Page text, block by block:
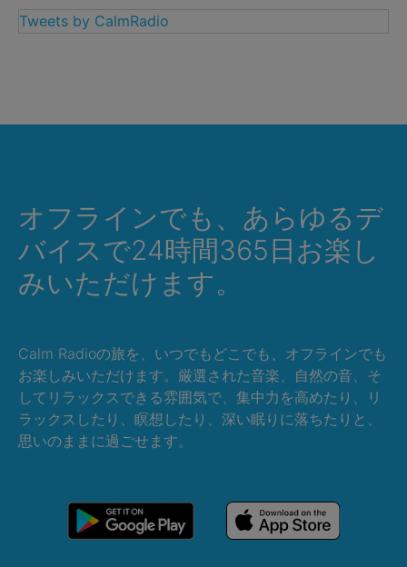
Tweets by CalmRadio
オフラインでも、あらゆるデ
バイスで24時間365日お楽し
みいただけます。
Calm Radioの旅を、いつでもどこでも、オフラインでも
お楽しみいただけます。厳選された音楽、自然の音、そ
してリラックスできる雰囲気で、集中力を高めたり、リ
ラックスしたり、瞑想したり、深い眠りに落ちたりと、
思いのままに過ごせます。